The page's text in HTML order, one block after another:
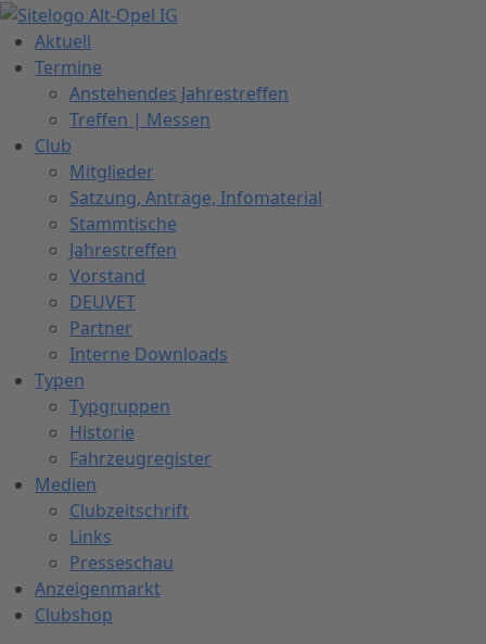
Zum
Inhalt
springen
Aktuell
Termine
Anstehendes Jahrestreffen
Treffen | Messen
Club
Mitglieder
Satzung, Anträge, Infomaterial
Stammtische
Jahrestreffen
Vorstand
DEUVET
Partner
Interne Downloads
Typen
Typgruppen
Historie
Fahrzeugregister
Medien
Clubzeitschrift
Links
Presseschau
Anzeigenmarkt
Clubshop